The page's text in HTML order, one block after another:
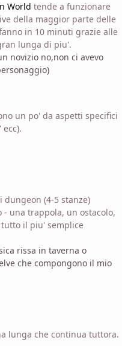
World tende a funzionare
della maggior parte delle
in 10 minuti grazie alle
lunga di piu'.
novizio no,non ci avevo
un po' da aspetti specifici
(4-5 stanze)
una trappola, un ostacolo,
il piu' semplice
rissa in taverna o
che compongono il mio
lunga che continua tuttora.